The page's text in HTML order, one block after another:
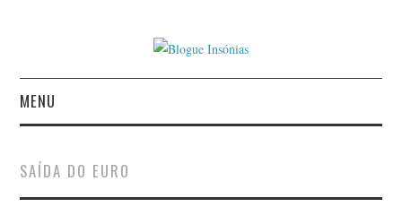
MENU
AUTORES
SAÍDA DO EURO